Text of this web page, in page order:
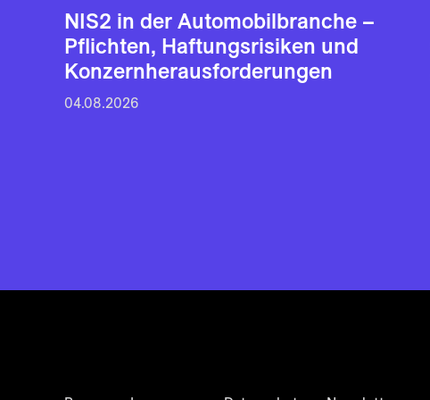
NIS2 in der Automobilbranche –
Pflichten, Haftungsrisiken und
Konzernherausforderungen
04.08.2026